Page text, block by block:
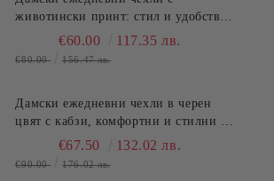
животински принт: стил и удобство
SALAMANDER (SKU)AS39
€60.00 117.35 лв.
€80.00 156.47 лв.
Дамски ежедневни чехли в черен
цвят с кабзи, комфортни и стилни за
лятото.SALAMANDER (SKU)AS3821.
€67.50 132.02 лв.
€90.00 176.02 лв.